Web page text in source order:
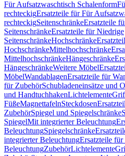
Für Aufsatzwaschtisch Schalenform
rechteckigErsatzteile für Für
rechteckigSeitenschränkeErsatzteile
SeitenschränkeErsatzteile für Niedrige
SeitenschränkeHochschränke
HochschränkeMittelhochschränke
MittelhochschränkeHängeschränke
HängeschränkeWeitere Möbel
MöbelWandablagenErsatzteile für
für ZubehörSchubladeneinsätze und
und HandtuchhakenLichtelemente
FüßeMagnettafelnSteckdosen
ZubehörSpiegel und Spiegelschränke
SpiegelMit integrierter Beleuchtung
BeleuchtungSpiegelschränke
integrierter BeleuchtungErsatzteile
BeleuchtungZubehörLichtelemente